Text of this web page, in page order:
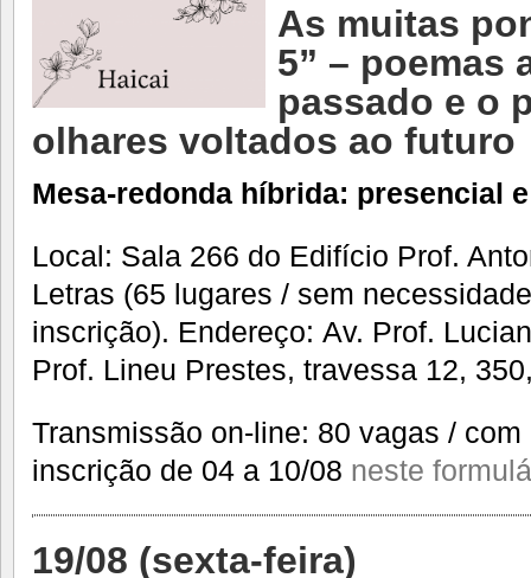
As muitas
5” – poemas
passado e o
olhares voltados ao futuro
Mesa-redonda híbrida: presencial
Local: Sala 266 do Edifício Prof.
Letras (65 lugares / sem
inscrição). Endereço: Av. Prof.
Prof. Lineu Prestes, travessa 12,
Transmissão on-line: 80 vagas /
inscrição de 04 a 10/08 neste
19/08 (sexta-feira)